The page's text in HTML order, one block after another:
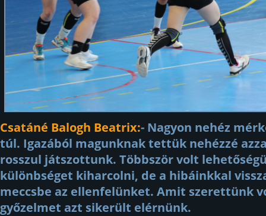
Csatáné Balogh Beatrix:- Nagyon nehéz
túl. Igazából magunknak tettük nehézzé
rosszul játszottunk. Többször volt
különbséget kiharcolni, de a hibáinkkal
meccsbe az ellenfelünket. Amit szerettünk
győzelmet azt sikerült elérnünk.